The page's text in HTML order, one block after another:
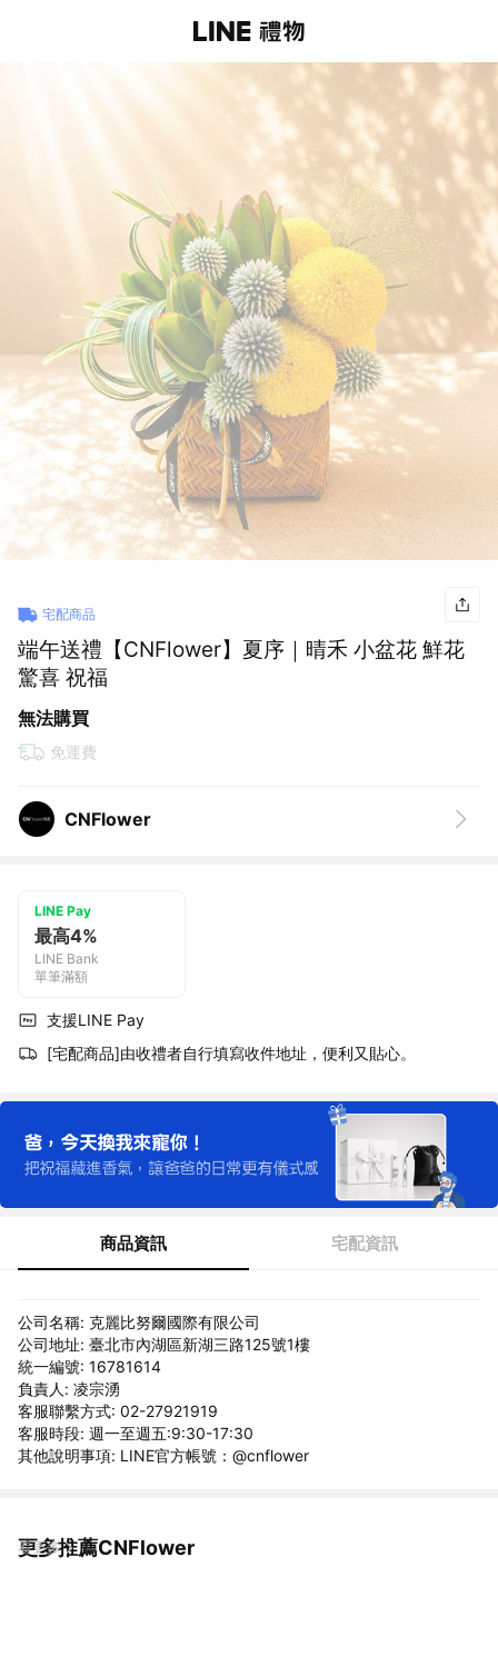
宅配商品
端午送禮【CNFlower】夏序｜晴禾 小盆花 鮮花
驚喜 祝福
無法購買
免運費
CNFlower
LINE Pay
最高4%
LINE Bank
單筆滿額
支援LINE Pay
[宅配商品]由收禮者自行填寫收件地址，便利又貼心。
商品資訊 宅配資訊
公司名稱: 克麗比努爾國際有限公司
公司地址: 臺北市內湖區新湖三路125號1樓
統一編號: 16781614
負責人: 凌宗湧
客服聯繫方式: 02-27921919
客服時段: 週一至週五:9:30-17:30
其他說明事項: LINE官方帳號：@cnflower
更多推薦CNFlower
看更多